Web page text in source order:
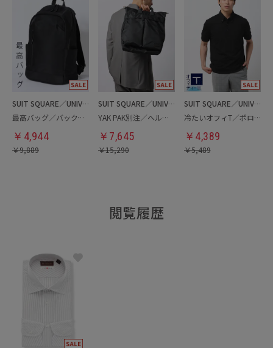
SUIT SQUARE／UNIVERSAL LANGUAGE
最高バッグ／バックパック
￥ 4,944
￥9,889
SUIT SQUARE／UNIVERSAL LANGUAGE
YAK PAK別注／ヘルメットバッグ
￥ 7,645
￥15,290
SUIT SQUARE／UNIVERSAL LANGUAGE
冷たいオフィT／ポロシャツ
￥ 4,389
￥5,489
閲覧履歴